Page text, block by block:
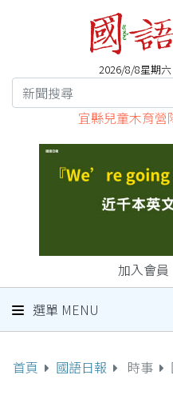
2026/8/8星期
宜縣兒童木育
加入會員
選單 MENU
首頁 國語日報 時事